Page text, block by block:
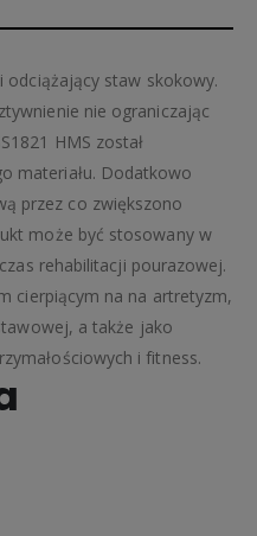
odciążający staw skokowy.
nie ograniczając
HMS został
materiału. Dodatkowo
przez co zwiększono
może być stosowany w
rehabilitacji pourazowej.
cierpiącym na na artretyzm,
a także jako
i fitness.